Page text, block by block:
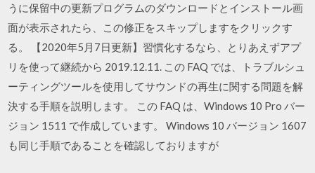
うに保留中の更新プログラムのダウンロードとインストール画
面が表示されたら、この修正をスキップしますをクリックす
る。 【2020年5月7日更新】習慣化するなら、とりあえずアプ
リを使って継続から 2019.12.11. この FAQ では、トラブルシュ
ーティングツールを使用してサウンドの再生に関する問題を解
決する手順を説明します。 この FAQ は、Windows 10 Pro バー
ジョン 1511 で作成しています。 Windows 10 バージョン 1607
も同じ手順であることを確認しておりますが